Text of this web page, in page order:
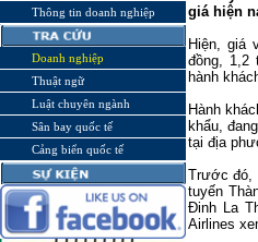
Thông tin doanh nghiệp
Doanh nghiệp
Thuật ngữ
Luật chuyên ngành
Sân bay quốc tế
Cảng biển quốc tế
giá hiện
Hiện, giá
đồng, 1,2
hành
Hành
khẩu,
tại địa
Trước đó,
tuyến
Đinh La
Airlines